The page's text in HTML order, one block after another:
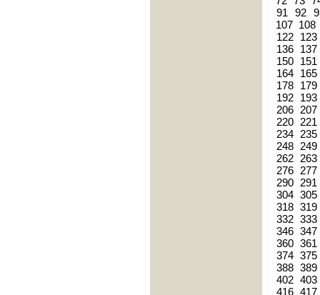
91
92
107 108
122
123
136
137
150
151
164
165
178
179
192
193
206 207
220
221
234
235
248
249
262
263
276
277
290
291
304 305
318 319
332 333
346 347
360 361
374 375
388 389
402 403
416 417